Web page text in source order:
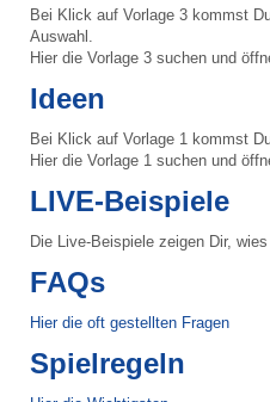
Bei Klick auf Vorlage 3 kommst
Auswahl.
Hier die Vorlage 3 suchen und
Ideen
Bei Klick auf Vorlage 1 kommst
Hier die Vorlage 1 suchen und
LIVE-Beispiele
Die Live-Beispiele zeigen Dir,
FAQs
Hier die oft gestellten Fragen
Spielregeln